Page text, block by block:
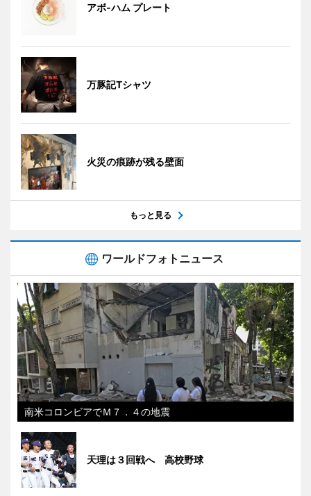
アボ-ハム プレート
万豚記Tシャツ
火災の痕跡が残る壁面
もっと見る
ワールドフォトニュース
南米コロンビアでＭ７．４の地震
天理は３回戦へ 高校野球